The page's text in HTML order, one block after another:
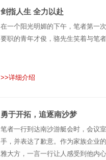
剑指人生 全力以赴
在一个阳光明媚的下午，笔者第一
要职的青年才俊，骆先生笑着与笔
>>详细介绍
勇于开拓，追逐南沙梦
笔者一行到达南沙游艇会时，会议
手，并表达了歉意。作为家族企业
雅大方，一言一行让人感受到他内心